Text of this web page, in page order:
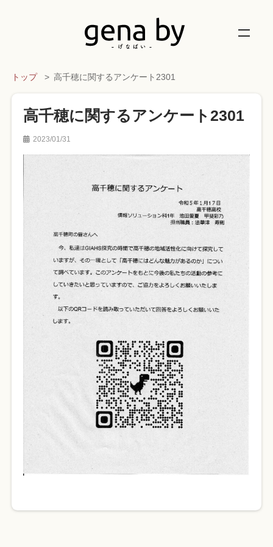
トップ 高千穂に関するアンケート2301
高千穂に関するアンケート2301
2023/01/31